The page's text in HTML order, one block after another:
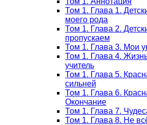
Том 1. Глава 1.
моего рода
Том 1. Глава 2.
пропускаем
Том 1. Глава 3. Мои
Том 1. Глава 4.
учитель
Том 1. Глава 5.
сильней
Том 1. Глава 6.
Окончание
Том 1. Глава 7.
Том 1. Глава 8. Не